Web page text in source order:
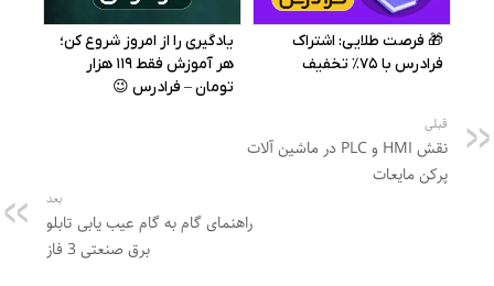
قبلی
نقش HMI و PLC در ماشین آلات
پرکن مایعات
بعد
راهنمای گام به گام عیب یابی تابلو
برق صنعتی 3 فاز